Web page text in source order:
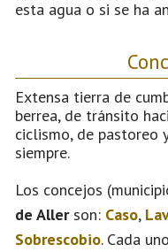
esta agua o si se ha
Extensa tierra de
berrea, de tránsito
ciclismo, de pastoreo
siempre.
Los concejos
de Allerson: Caso,
Sobrescobio. Cada